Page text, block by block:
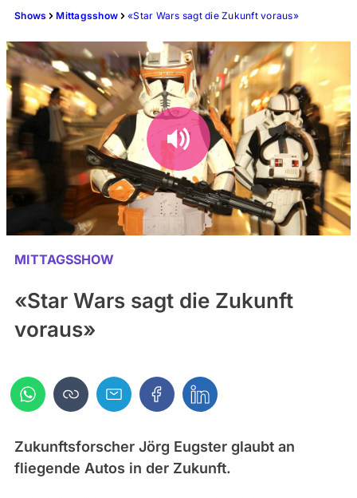
Shows Mittagsshow «Star Wars sagt die Zukunft voraus»
MITTAGSSHOW
«Star Wars sagt die Zukunft
voraus»
Zukunftsforscher Jörg Eugster glaubt an
fliegende Autos in der Zukunft.